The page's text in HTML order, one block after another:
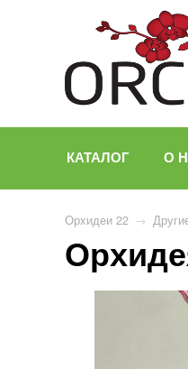
КАТАЛОГ О
Орхидеи 22 →